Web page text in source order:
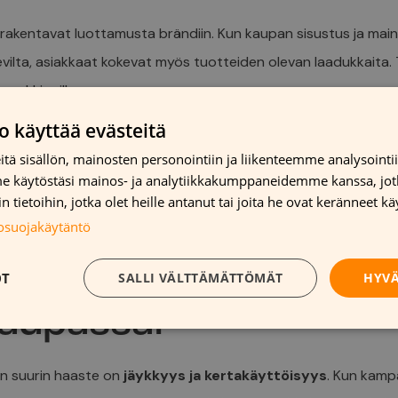
luottamusta brändiin. Kun kaupan sisustus ja
asiakkaat kokevat myös tuotteiden olevan laadukkaita.
materiaalit helpottavat asiakkaiden päätöksentekoa.
hetkellä, mikä vähentää ostosepävarmuutta ja
ostoskoria lisämyynnin avulla.
suurimmat haasteet
painomateriaalien
suurin haaste on jäykkyys ja kertakäyttöisyys. Kun
käyttää evästeitä
sisällön, mainosten personointiin ja liikenteemme
käytöstäsi mainos- ja analytiikkakumppaneidemme kanssa,
tietoihin, jotka olet heille antanut tai joita he ovat keränneet
SALLI VÄLTTÄMÄTTÖMÄT